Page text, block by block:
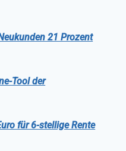
21 Prozent
Tool der
für 6-stellige Rente